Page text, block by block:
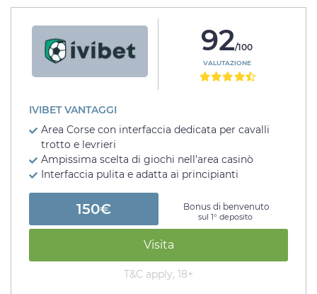
92/100
VALUTAZIONE
IVIBET VANTAGGI
Area Corse con interfaccia dedicata per cavalli
trotto e levrieri
Ampissima scelta di giochi nell’area casinò
Interfaccia pulita e adatta ai principianti
150€ Bonus di benvenuto
sul 1° deposito
Visita
T&C apply, 18+